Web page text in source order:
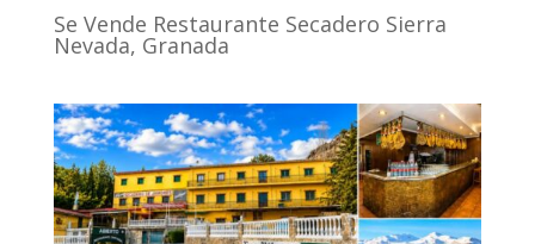
Se Vende Restaurante Secadero Sierra
Nevada, Granada